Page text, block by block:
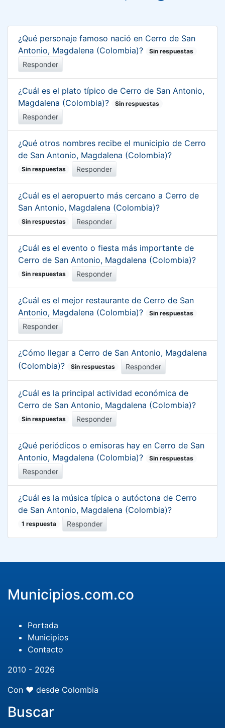
¿Qué personaje famoso nació en Cerro de San
Antonio, Magdalena (Colombia)?
Sin respuestas
Responder
¿Cuál es el plato típico de Cerro de San Antonio,
Magdalena (Colombia)?
Sin respuestas
Responder
¿Qué otros nombres recibe el municipio de Cerro
de San Antonio, Magdalena (Colombia)?
Sin respuestas Responder
¿Cuál es el aeropuerto más cercano a Cerro de
San Antonio, Magdalena (Colombia)?
Sin respuestas Responder
¿Cuál es el evento o fiesta más importante de
Cerro de San Antonio, Magdalena (Colombia)?
Sin respuestas Responder
¿Cuál es el mejor restaurante de Cerro de San
Antonio, Magdalena (Colombia)?
Sin respuestas
Responder
¿Cómo llegar a Cerro de San Antonio, Magdalena
(Colombia)?
Sin respuestas Responder
¿Cuál es la principal actividad económica de
Cerro de San Antonio, Magdalena (Colombia)?
Sin respuestas Responder
¿Qué periódicos o emisoras hay en Cerro de San
Antonio, Magdalena (Colombia)?
Sin respuestas
Responder
¿Cuál es la música típica o autóctona de Cerro
de San Antonio, Magdalena (Colombia)?
1 respuesta Responder
Municipios.com.co
Portada
Municipios
Contacto
2010 - 2026
Con ❤️ desde Colombia
Buscar